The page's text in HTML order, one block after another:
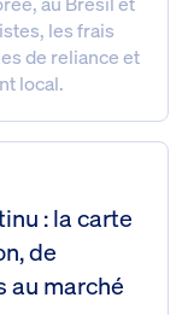
les frais
de reliance et
local.
: la carte
de
au marché